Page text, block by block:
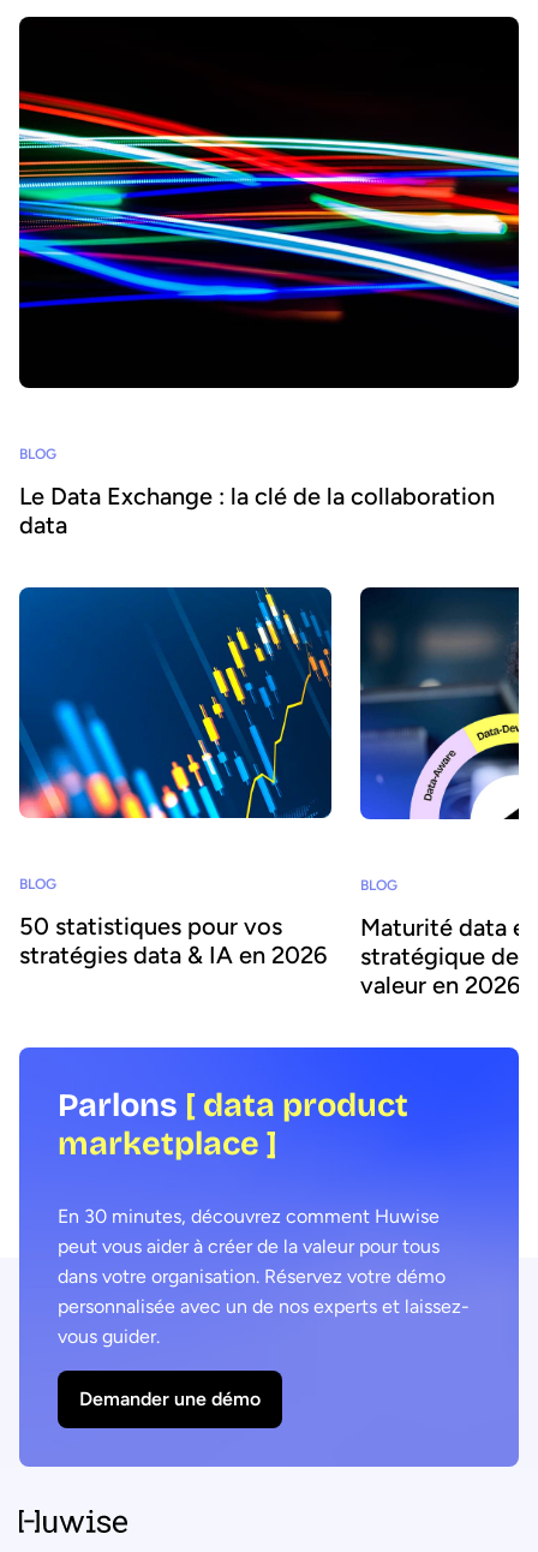
BLOG
Le Data Exchange : la clé de la collaboration
data
BLOG
50 statistiques pour vos
stratégies data & IA en 2026
BLOG
Maturité data
stratégique de
valeur en 2026
Parlons [ data product
marketplace ]
En 30 minutes, découvrez comment Huwise
peut vous aider à créer de la valeur pour tous
dans votre organisation. Réservez votre démo
personnalisée avec un de nos experts et laissez-
vous guider.
Demander une démo